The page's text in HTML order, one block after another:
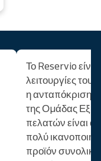
Το Reservio είναι
λειτουργίες του
η ανταπόκριση
της Ομάδας
πελατών είναι
πολύ
προϊόν συνολικά